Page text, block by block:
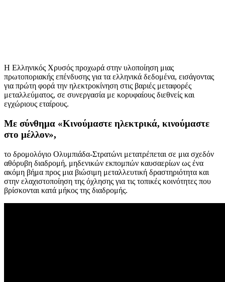
H Ελληνικός Χρυσός προχωρά στην υλοποίηση μιας
πρωτοποριακής επένδυσης για τα ελληνικά δεδομένα, εισάγοντας
για πρώτη φορά την ηλεκτροκίνηση στις βαριές μεταφορές
μεταλλεύματος, σε συνεργασία με κορυφαίους διεθνείς και
εγχώριους εταίρους.
Με σύνθημα «Κινούμαστε ηλεκτρικά, κινούμαστε
στο μέλλον»,
το δρομολόγιο Ολυμπιάδα-Στρατώνι μετατρέπεται σε μια σχεδόν
αθόρυβη διαδρομή, μηδενικών εκπομπών καυσαερίων ως ένα
ακόμη βήμα προς μια βιώσιμη μεταλλευτική δραστηριότητα και
στην ελαχιστοποίηση της όχλησης για τις τοπικές κοινότητες που
βρίσκονται κατά μήκος της διαδρομής.